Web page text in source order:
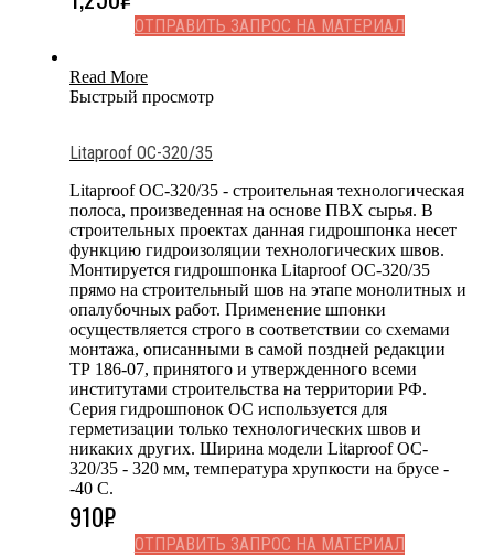
ОТПРАВИТЬ ЗАПРОС НА МАТЕРИАЛ
Read More
Быстрый просмотр
Litaproof OC-320/35
Litaproof OC-320/35 - строительная технологическая
полоса, произведенная на основе ПВХ сырья. В
строительных проектах данная гидрошпонка несет
функцию гидроизоляции технологических швов.
Монтируется гидрошпонка Litaproof OC-320/35
прямо на строительный шов на этапе монолитных и
опалубочных работ. Применение шпонки
осуществляется строго в соответствии со схемами
монтажа, описанными в самой поздней редакции
ТР 186-07, принятого и утвержденного всеми
институтами строительства на территории РФ.
Серия гидрошпонок OC используется для
герметизации только технологических швов и
никаких других. Ширина модели Litaproof OC-
320/35 - 320 мм, температура хрупкости на брусе -
-40 С.
910₽
ОТПРАВИТЬ ЗАПРОС НА МАТЕРИАЛ